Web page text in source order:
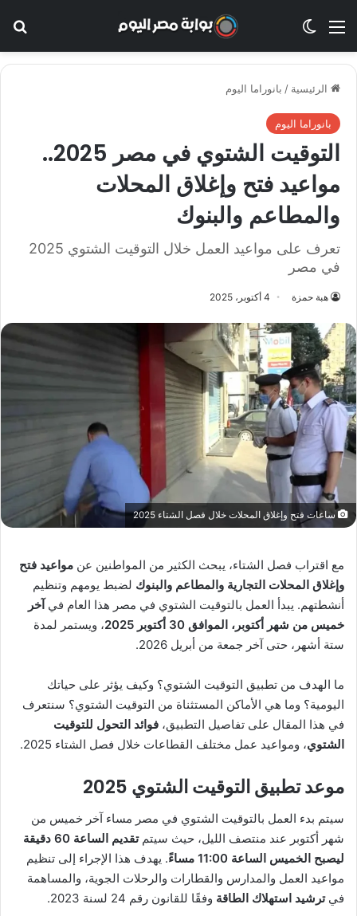
القائمة الوضع المظلم
الرئيسية / بانوراما اليوم
بانوراما اليوم
التوقيت الشتوي في مصر 2025..
مواعيد فتح وإغلاق المحلات
والمطاعم والبنوك
تعرف على مواعيد العمل خلال التوقيت الشتوي 2025
في مصر
هبة حمزة 4 أكتوبر، 2025
ساعات فتح وإغلاق المحلات خلال فصل الشتاء 2025
مع اقتراب فصل الشتاء، يبحث الكثير من المواطنين عن مواعيد فتح
وإغلاق المحلات التجارية والمطاعم والبنوك لضبط يومهم وتنظيم
أنشطتهم. يبدأ العمل بالتوقيت الشتوي في مصر هذا العام فيآخر
خميس من شهر أكتوبر، الموافق 30 أكتوبر 2025
، ويستمر لمدة
ستة أشهر، حتى آخر جمعة من أبريل 2026.
ما الهدف من تطبيق التوقيت الشتوي؟ وكيف يؤثر على حياتك
اليومية؟ وما هي الأماكن المستثناة من التوقيت الشتوي؟ سنتعرف
في هذا المقال على تفاصيل التطبيق، فوائد التحول للتوقيت
الشتوي، ومواعيد عمل مختلف القطاعات خلال فصل الشتاء 2025.
موعد تطبيق التوقيت الشتوي 2025
سيتم بدء العمل بالتوقيت الشتوي في مصر مساء آخر خميس من
شهر أكتوبر عند منتصف الليل، حيث سيتم
تقديم الساعة 60 دقيقة
ليصبح الخميس الساعة 11:00 مساءً
. يهدف هذا الإجراء إلى تنظيم
مواعيد العمل والمدارس والقطارات والرحلات الجوية، والمساهمة
فيترشيد استهلاك الطاقة وفقًا للقانون رقم 24 لسنة 2023.